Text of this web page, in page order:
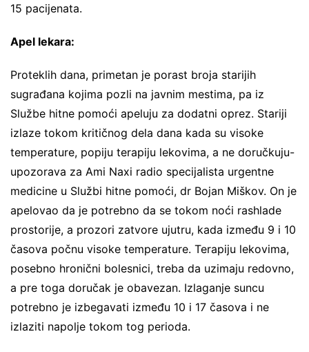
15 pacijenata.
Apel lekara:
Proteklih dana, primetan je porast broja starijih
sugrađana kojima pozli na javnim mestima, pa iz
Službe hitne pomoći apeluju za dodatni oprez. Stariji
izlaze tokom kritičnog dela dana kada su visoke
temperature, popiju terapiju lekovima, a ne doručkuju-
upozorava za Ami Naxi radio specijalista urgentne
medicine u Službi hitne pomoći, dr Bojan Miškov. On je
apelovao da je potrebno da se tokom noći rashlade
prostorije, a prozori zatvore ujutru, kada između 9 i 10
časova počnu visoke temperature. Terapiju lekovima,
posebno hronični bolesnici, treba da uzimaju redovno,
a pre toga doručak je obavezan. Izlaganje suncu
potrebno je izbegavati između 10 i 17 časova i ne
izlaziti napolje tokom tog perioda.